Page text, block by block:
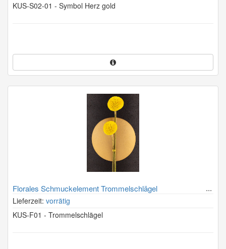
KUS-S02-01 - Symbol Herz gold
Florales Schmuckelement Trommelschlägel
Lieferzeit: vorrätig
KUS-F01 - Trommelschlägel